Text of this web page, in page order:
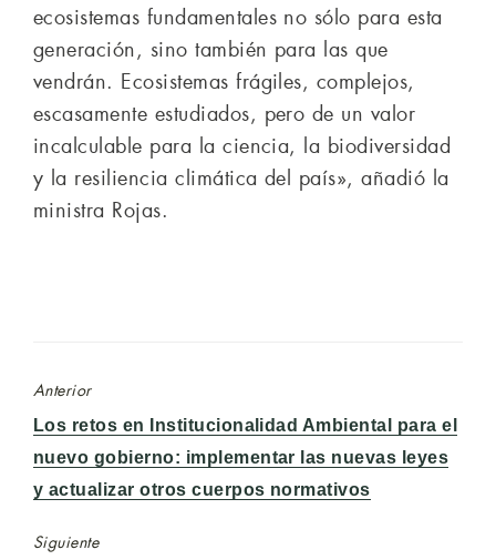
ecosistemas fundamentales no sólo para esta
generación, sino también para las que
vendrán. Ecosistemas frágiles, complejos,
escasamente estudiados, pero de un valor
incalculable para la ciencia, la biodiversidad
y la resiliencia climática del país», añadió la
ministra Rojas.
Anterior
Entrada
anterior:
Los retos en Institucionalidad Ambiental para el
nuevo gobierno: implementar las nuevas leyes
y actualizar otros cuerpos normativos
Siguiente